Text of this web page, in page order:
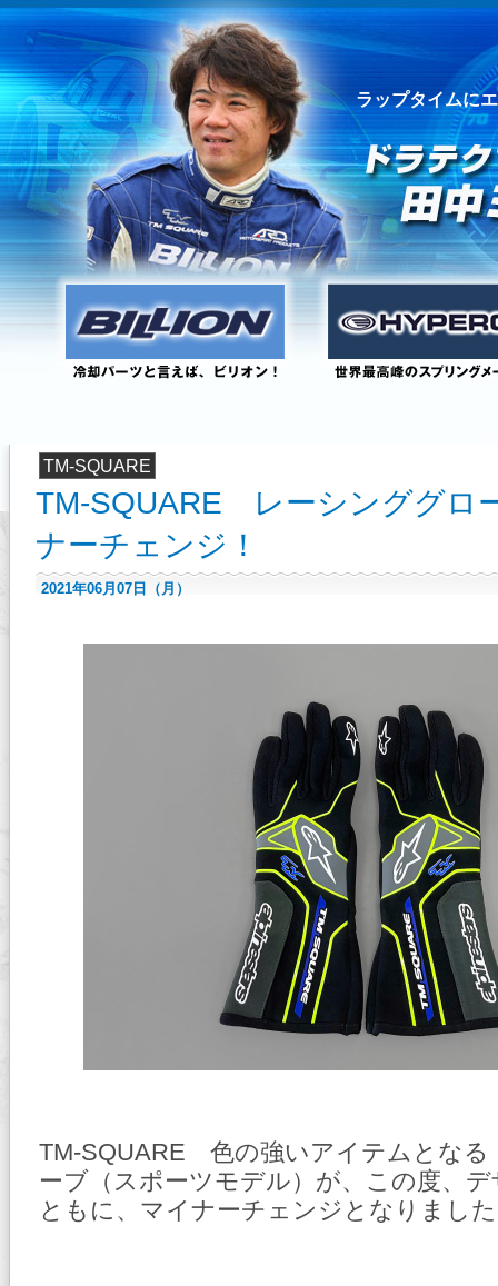
ラップタイムに
TM-SQUARE
TM-SQUARE レーシンググ
ナーチェンジ！
2021年06月07日（月）
TM-SQUARE 色の強いアイテムとな
ーブ（スポーツモデル）が、この度、
ともに、マイナーチェンジとなりまし